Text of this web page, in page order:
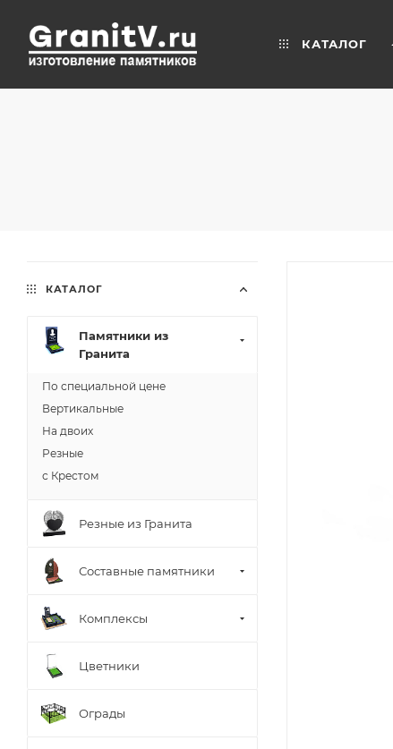
КАТАЛОГ
КАТАЛОГ
Памятники из
Гранита
По специальной цене
Вертикальные
На двоих
Резные
с Крестом
Резные из Гранита
Составные памятники
Комплексы
Цветники
Ограды